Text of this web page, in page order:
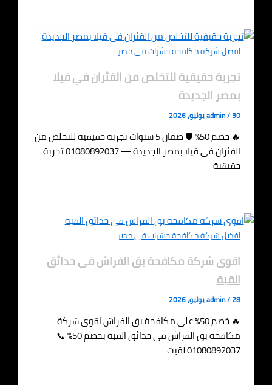
افضل شركة مكافحة حشرات في مصر
تجربة حقيقية للتخلص من الفئران في فيلا
بمصر الجديدة
admin/30 يوليو، 2026
🔥 خصم 50% 🛡️ ضمان 5 سنوات تجربة حقيقية للتخلص من
الفئران في فيلا بمصر الجديدة — 01080892037 تجربة
حقيقية
افضل شركة مكافحة حشرات في مصر
اقوى شركة مكافحة بق الفراش فى حدائق
القبة
admin/28 يوليو، 2026
🔥 خصم 50% على مكافحة بق الفراش اقوى شركة
مكافحة بق الفراش فى حدائق القبة بخصم 50% 📞
01080892037 لقيت